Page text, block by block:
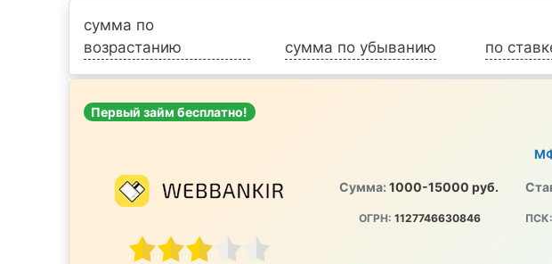
сумма по
возрастанию
сумма по убыванию по
Первый займ бесплатно!
Сумма: 1000-15000 руб.
ОГРН: 1127746630846 ПСК: